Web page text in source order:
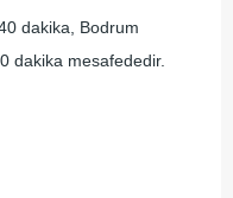
dakika, Bodrum
dakika mesafededir.